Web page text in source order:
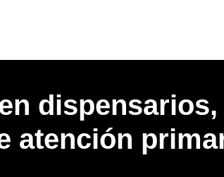
atención